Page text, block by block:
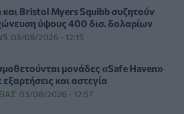
αποκλειστικού θηλασμού μέχρι
Ελλάδα
δεν μπορεί να χρηματοδοτείται
μέσω clawback
05/08/2026 - 16:46
Bristol Myers Squibb συζητούν
ύψους 400 δισ. δολαρίων
03/08/2026 - 12:15
μονάδες «Safe Haven»
και αστεγία
03/08/2026 - 12:57